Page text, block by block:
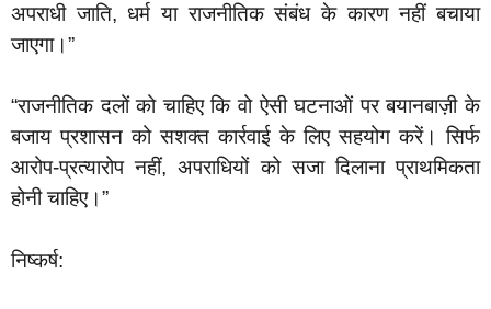
अपराधी जाति, धर्म या राजनीतिक संबंध के कारण नहीं बचाया
जाएगा।”
“राजनीतिक दलों को चाहिए कि वो ऐसी घटनाओं पर बयानबाज़ी के
बजाय प्रशासन को सशक्त कार्रवाई के लिए सहयोग करें। सिर्फ
आरोप-प्रत्यारोप नहीं, अपराधियों को सजा दिलाना प्राथमिकता
होनी चाहिए।”
निष्कर्ष: